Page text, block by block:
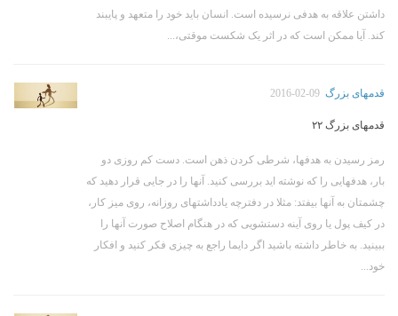
داشتن علاقه به هدفی نرسیده است. انسان باید خود را متعهد و پایبند
کند. آیا ممکن است که در اثر یک شکست موقتی،...
قدمهای بزرگ 2016-02-09
قدمهای بزرگ ۲۲
رمز رسیدن به هدفها، شرطی کردن ذهن است. دست کم روزی دو
بار، هدفهایی را که نوشته اید بررسی کنید. آنها را در جایی قرار دهید که
چشمتان به آنها بیفتد: مثلا در دفترچه یادداشتهای روزانه، روی میز کار،
در کیف پول یا روی آینه دستشویی که در هنگام اصلاح صورت آنها را
ببینید. به خاطر داشته باشید اگر دایما راجع به چیزی فکر کنید و افکار
خود...